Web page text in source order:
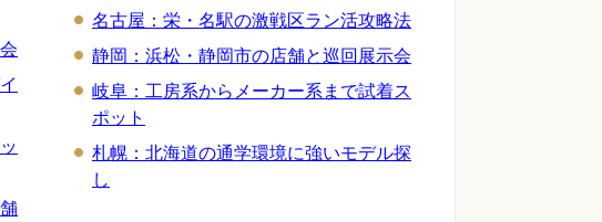
名古屋：栄・名駅の激戦区ラン活攻略法
静岡：浜松・静岡市の店舗と巡回展示会
岐阜：工房系からメーカー系まで試着ス
ポット
札幌：北海道の通学環境に強いモデル探
し